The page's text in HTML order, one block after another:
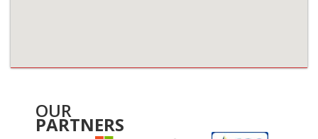
OUR
PARTNERS